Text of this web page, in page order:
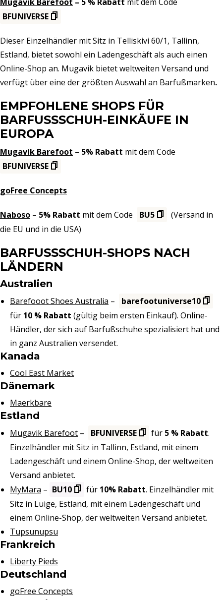
BFUNIVERSE
Dieser Einzelhändler mit Sitz in Telliskivi 60/1, Tallinn,
Estland, bietet sowohl ein Ladengeschäft als auch einen
Online-Shop an. Mugavik bietet weltweiten Versand und
verfügt über eine der größten Auswahl an Barfußmarken.
EMPFOHLENE SHOPS FÜR
BARFUSSSCHUH-EINKÄUFE IN E
UROPA
Mugavik Barefoot – 5% Rabatt mit dem Code
BFUNIVERSE
goFree Concepts
Naboso – 5% Rabatt mit dem Code BU5
(Versand in
die EU und in die USA)
BARFUSSSCHUH-SHOPS NACH L
ÄNDERN
Australien
Barefooot Shoes Australia –
barefootuniverse10
für 10 % Rabatt (gültig beim ersten Einkauf). Online-
Händler, der sich auf Barfußschuhe spezialisiert hat und
in ganz Australien versendet.
Kanada
Cool East Market
Dänemark
Maerkbare
Estland
Mugavik Barefoot – BFUNIVERSE für 5 % Rabatt.
Einzelhändler mit Sitz in Tallinn, Estland, mit einem
Ladengeschäft und einem Online-Shop, der weltweiten
Versand anbietet.
MyMara – BU10 für 10% Rabatt. Einzelhändler mit
Sitz in Luige, Estland, mit einem Ladengeschäft und
einem Online-Shop, der weltweiten Versand anbietet.
Tupsunupsu
Frankreich
Liberty Pieds
Deutschland
goFree Concepts